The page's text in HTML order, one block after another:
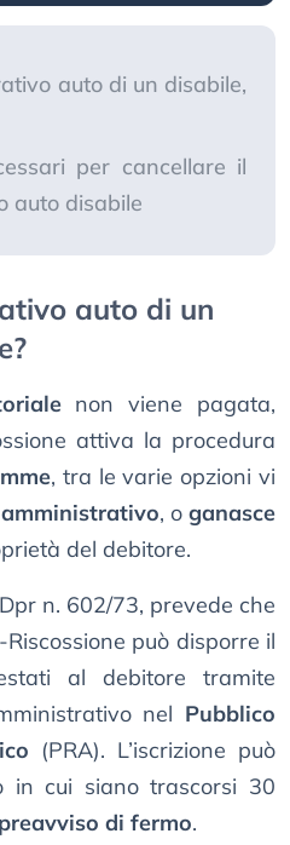
auto di un disabile,
per cancellare il
auto disabile
auto di un
non viene pagata,
attiva la procedura
, tra le varie opzioni vi
, oganasce
del debitore.
n. 602/73, prevede che
può disporre il
al debitore tramite
nel Pubblico
(PRA). L’iscrizione può
in cui siano trascorsi 30
preavviso di fermo.